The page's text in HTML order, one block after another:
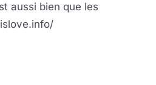
aussi bien que les